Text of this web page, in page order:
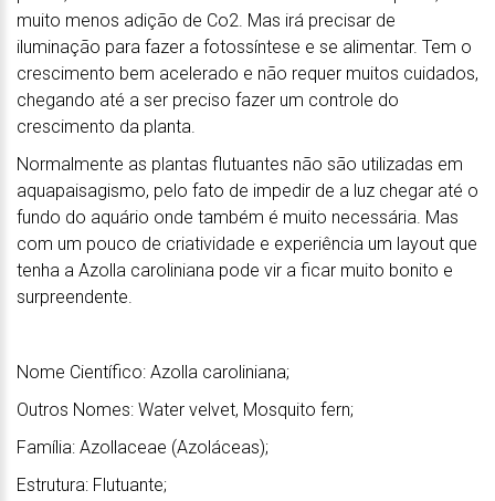
muito menos adição de Co2. Mas irá precisar de
iluminação para fazer a fotossíntese e se alimentar. Tem o
crescimento bem acelerado e não requer muitos cuidados,
chegando até a ser preciso fazer um controle do
crescimento da planta.
Normalmente as plantas flutuantes não são utilizadas em
aquapaisagismo, pelo fato de impedir de a luz chegar até o
fundo do aquário onde também é muito necessária. Mas
com um pouco de criatividade e experiência um layout que
tenha a Azolla caroliniana pode vir a ficar muito bonito e
surpreendente.
Nome Científico: Azolla caroliniana;
Outros Nomes: Water velvet, Mosquito fern;
Família: Azollaceae (Azoláceas);
Estrutura: Flutuante;